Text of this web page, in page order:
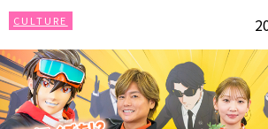
CULTURE